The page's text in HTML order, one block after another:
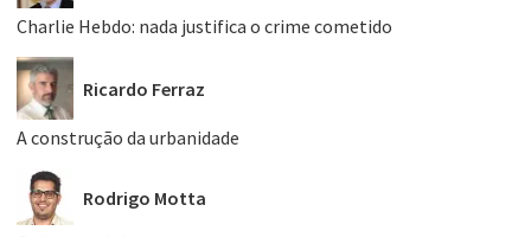
Charlie Hebdo: nada justifica o crime cometido
Ricardo Ferraz
A construção da urbanidade
Rodrigo Motta